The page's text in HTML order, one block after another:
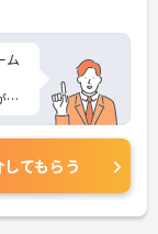
ム
整
ベ
の
てもらう